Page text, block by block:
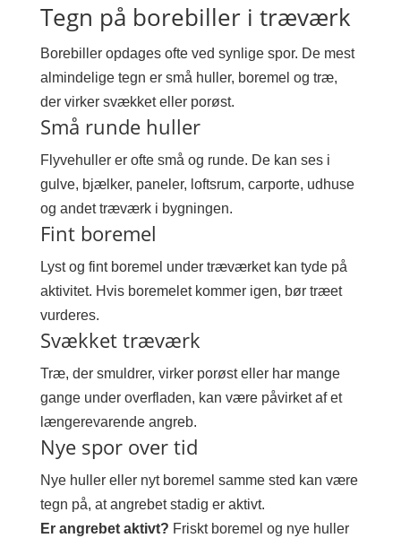
Tegn på borebiller i træværk
Borebiller opdages ofte ved synlige spor. De mest
almindelige tegn er små huller, boremel og træ,
der virker svækket eller porøst.
Små runde huller
Flyvehuller er ofte små og runde. De kan ses i
gulve, bjælker, paneler, loftsrum, carporte, udhuse
og andet træværk i bygningen.
Fint boremel
Lyst og fint boremel under træværket kan tyde på
aktivitet. Hvis boremelet kommer igen, bør træet
vurderes.
Svækket træværk
Træ, der smuldrer, virker porøst eller har mange
gange under overfladen, kan være påvirket af et
længerevarende angreb.
Nye spor over tid
Nye huller eller nyt boremel samme sted kan være
tegn på, at angrebet stadig er aktivt.
Er angrebet aktivt? Friskt boremel og nye huller